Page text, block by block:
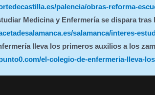
palencia/obras-reforma-
Medicina y Enfermería se dispara tras
salamanca/interes-
lleva los primeros auxilios a los
el-colegio-de-enfermeria-lleva-